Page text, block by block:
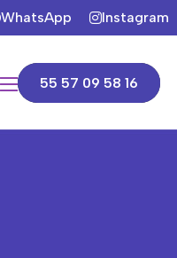
WhatsApp Instagram
55 57 09 58 16